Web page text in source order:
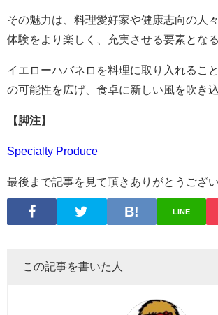
その魅力は、料理愛好家や健康志向の人
体験をより楽しく、充実させる要素となる
イエローハバネロを料理に取り入れるこ
の可能性を広げ、食卓に新しい風を吹き
【脚注】
Specialty Produce
最後まで記事を見て頂きありがとうござい
LINE
この記事を書いた人